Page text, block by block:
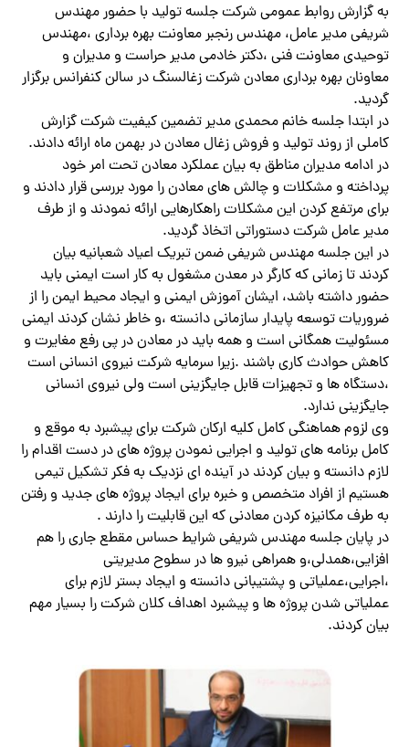
به گزارش روابط عمومی شرکت جلسه تولید با حضور مهندس
شریفی مدیر عامل، مهندس رنجبر معاونت بهره برداری ،مهندس
توحیدی معاونت فنی ،دکتر خادمی مدیر حراست و مدیران و
معاونان بهره برداری معادن شرکت زغالسنگ در سالن کنفرانس برگزار
گردید.
در ابتدا جلسه خانم محمدی مدیر تضمین کیفیت شرکت گزارش
کاملی از روند تولید و فروش زغال معادن در بهمن ماه ارائه دادند.
در ادامه مدیران مناطق به بیان عملکرد معادن تحت امر خود
پرداخته و مشکلات و چالش های معادن را مورد بررسی قرار دادند و
برای مرتفع کردن این مشکلات راهکارهایی ارائه نمودند و از طرف
مدیر عامل شرکت دستوراتی اتخاذ گردید.
در این جلسه مهندس شریفی ضمن تبریک اعیاد شعبانیه بیان
کردند تا زمانی که کارگر در معدن مشغول به کار است ایمنی باید
حضور داشته باشد، ایشان آموزش ایمنی و ایجاد محیط ایمن را از
ضروریات توسعه پایدار سازمانی دانسته ،و خاطر نشان کردند ایمنی
مسئولیت همگانی است و همه باید در معادن در پی رفع مغایرت و
کاهش حوادث کاری باشند .زیرا سرمایه شرکت نیروی انسانی است
،دستگاه ها و تجهیزات قابل جایگزینی است ولی نیروی انسانی
جایگزینی ندارد.
وی لزوم هماهنگی کامل کلیه ارکان شرکت برای پیشبرد به موقع و
کامل برنامه های تولید و اجرایی نمودن پروژه های در دست اقدام را
لازم دانسته و بیان کردند در آینده ای نزدیک به فکر تشکیل تیمی
هستیم از افراد متخصص و خبره برای ایجاد پروژه های جدید و رفتن
به طرف مکانیزه کردن معادنی که این قابلیت را دارند .
در پایان جلسه مهندس شریفی شرایط حساس مقطع جاری را هم
افزایی،همدلی،و همراهی نیرو ها در سطوح مدیریتی
،اجرایی،عملیاتی و پشتیبانی دانسته و ایجاد بستر لازم برای
عملیاتی شدن پروژه ها و پیشبرد اهداف کلان شرکت را بسیار مهم
بیان کردند.